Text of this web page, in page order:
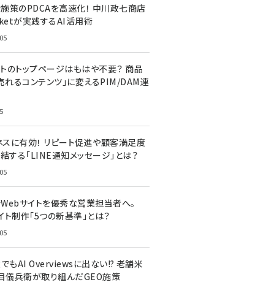
策のPDCAを高速化！ 中川政七商店
が実践するAI活用術
のトップページはもはや不要？ 商品
れるコンテンツ」に変えるPIM/DAM連
に有効！ リピート促進や顧客満足度
する「LINE通知メッセージ」とは？
サイトを優秀な営業担当者へ。
制作「5つの新基準」とは？
もAI Overviewsに出ない!? 老舗米
儀兵衛が取り組んだGEO施策